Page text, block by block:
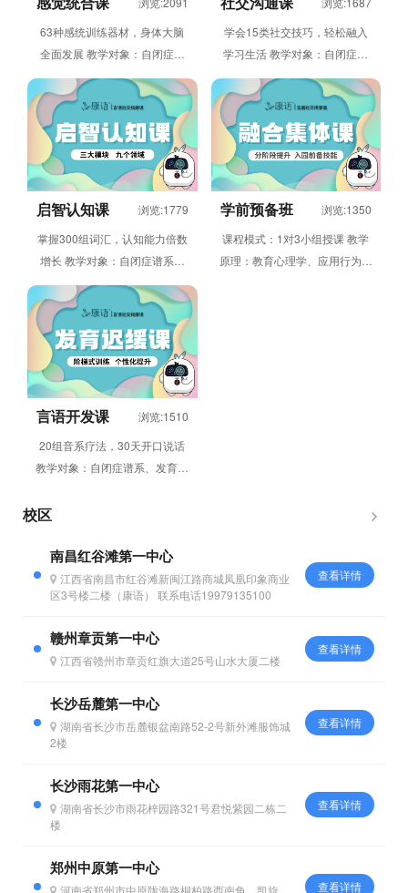
63种感统训练器材，身体大脑
全面发展 教学对象：自闭症谱
系、发育迟缓等存在感觉统合失
调障碍，大、小肌肉发展不足，
需要...
学会15类社交技巧，轻松融入
学习生活 教学对象：自闭症谱
系、发育迟缓等存在社交发展障
碍，需要进行干预训练的2-6周
岁...
启智认知课
浏览:1779
掌握300组词汇，认知能力倍数
增长 教学对象：自闭症谱系、
发育迟缓等存在认知发展障碍，
需要进行干预训练的2-6周岁
儿...
学前预备班
浏览:1350
课程模式：1对3小组授课 教学
原理：教育心理学、应用行为分
言语开发课
浏览:1510
20组音系疗法，30天开口说话
教学对象：自闭症谱系、发育迟
需要进行干预训练的2-6周岁
校区
南昌红谷滩第一中心
江西省南昌市红谷滩新闽江路商城凤凰印象商业
区3号楼二楼（康语） 联系电话19979135100
查看详情
赣州章贡第一中心
江西省赣州市章贡红旗大道25号山水大厦二楼
查看详情
长沙岳麓第一中心
湖南省长沙市岳麓银盆南路52-2号新外滩服饰城
2楼
查看详情
长沙雨花第一中心
湖南省长沙市雨花梓园路321号君悦紫园二栋二
楼
查看详情
郑州中原第一中心
河南省郑州市中原陇海路桐柏路西南角，凯旋 查看详情